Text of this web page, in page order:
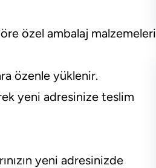
özel ambalaj malzemeleri
özenle yüklenir.
yeni adresinize teslim
yeni adresinizde